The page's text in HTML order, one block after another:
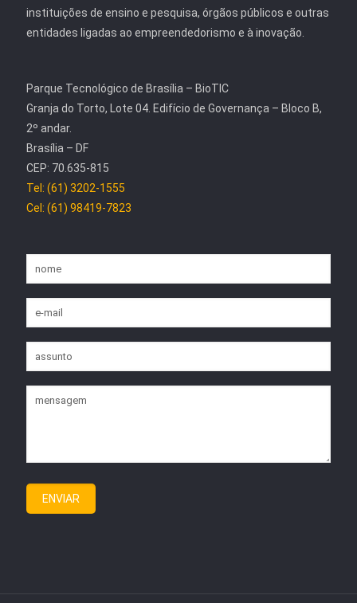
instituições de ensino e pesquisa, órgãos públicos e outras
entidades ligadas ao empreendedorismo e à inovação.
Parque Tecnológico de Brasília – BioTIC
Granja do Torto, Lote 04. Edifício de Governança – Bloco B,
2º andar.
Brasília – DF
CEP: 70.635-815
Tel: (61) 3202-1555
Cel: (61) 98419-7823